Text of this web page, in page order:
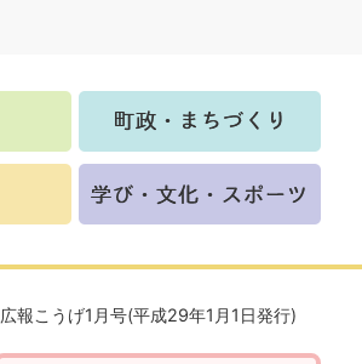
広報こうげ1月号(平成29年1月1日発行)